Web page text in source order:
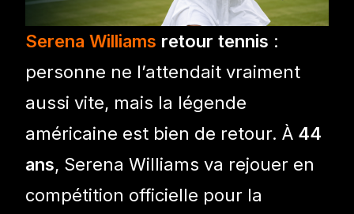
Serena Williams retour tennis :
personne ne l’attendait vraiment
aussi vite, mais la légende
américaine est bien de retour. À 44
ans, Serena Williams va rejouer en
compétition officielle pour la